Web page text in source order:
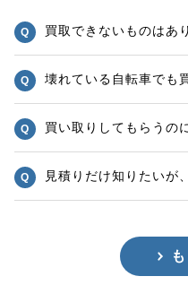
買取できないものはあ
壊れている自転車でも
買い取りしてもらうの
見積りだけ知りたいが